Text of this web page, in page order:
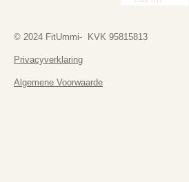
© 2024 FitUmmi- KVK 95815813
Privacyverklaring
Algemene Voorwaarde